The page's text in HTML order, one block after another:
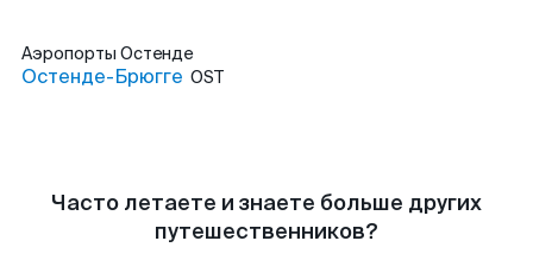
Аэропорты Остенде
Остенде-Брюгге OST
Часто летаете и знаете больше других
путешественников?